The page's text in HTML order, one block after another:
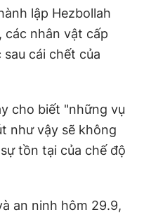
lập Hezbollah
các nhân vật cấp
cái chết của
cho biết "những vụ
như vậy sẽ không
tồn tại của chế độ
an ninh hôm 29.9,